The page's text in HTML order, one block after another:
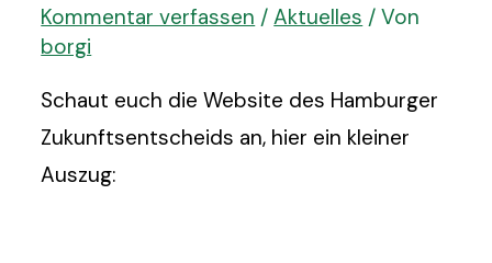
Kommentar verfassen /Aktuelles / Von
borgi
Schaut euch die Website des Hamburger
Zukunftsentscheids an, hier ein kleiner
Auszug: